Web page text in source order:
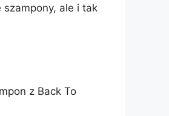
ale i tak
z Back To